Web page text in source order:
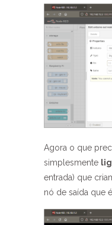
Agora o que
simplesmente
entrada) que
nó de saída que